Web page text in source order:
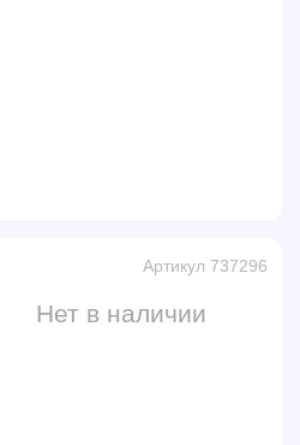
Артикул 737296
Нет в наличии